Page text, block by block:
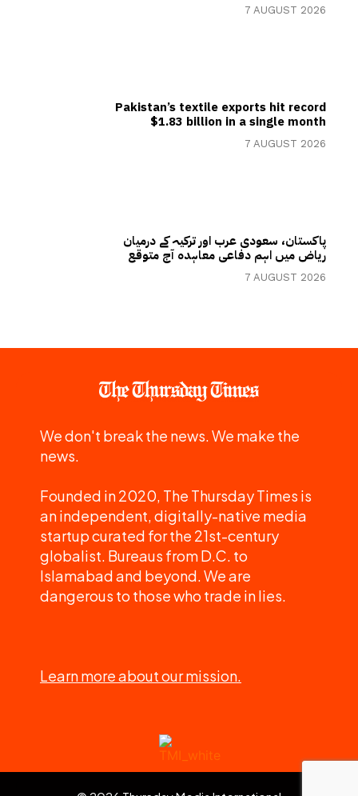
7 AUGUST 2026
Pakistan’s textile exports hit record
$1.83 billion in a single month
7 AUGUST 2026
پاکستان، سعودی عرب اور ترکیہ کے درمیان
ریاض میں اہم دفاعی معاہدہ آج متوقع
7 AUGUST 2026
We don't break the news. We make the
news.
Founded in 2020, The Thursday Times is
an independent, digitally-native media
startup curated for the 21st-century
globalist. Bureaus from D.C. to
Islamabad and beyond. We are
dangerous to those who trade in lies.
Learn more about our mission.